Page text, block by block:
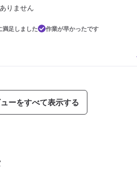
りません
満足しました 作業が早かったです
ーをすべて表示する